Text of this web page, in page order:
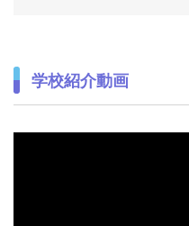
学校紹介動画